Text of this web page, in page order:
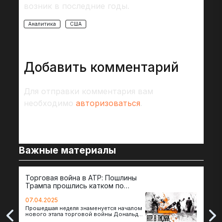
возник в последние годы.
Аналитика США
Добавить комментарий
Для отправки комментария вам
необходимо авторизоваться.
Важные материалы
Торговая война в АТР: Пошлины
Трампа прошлись катком по
07.04.2025
Прошедшая неделя знаменуется началом
нового этапа торговой войны Дональда
The